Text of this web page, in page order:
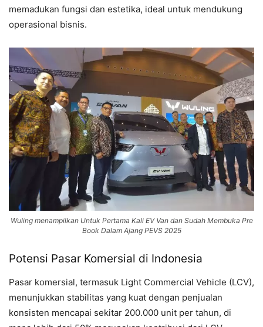
memadukan fungsi dan estetika, ideal untuk mendukung
operasional bisnis.
Wuling menampilkan Untuk Pertama Kali EV Van dan Sudah Membuka Pre
Book Dalam Ajang PEVS 2025
Potensi Pasar Komersial di Indonesia
Pasar komersial, termasuk Light Commercial Vehicle (LCV),
menunjukkan stabilitas yang kuat dengan penjualan
konsisten mencapai sekitar 200.000 unit per tahun, di